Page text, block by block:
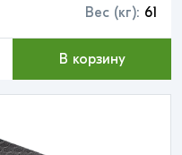
Вес (кг): 61
В корзину